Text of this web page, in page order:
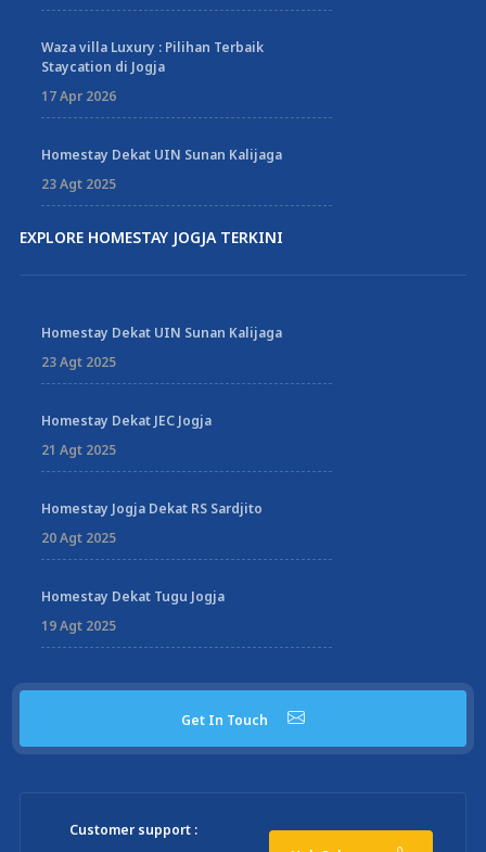
Waza villa Luxury : Pilihan Terbaik
Staycation di Jogja
17 Apr 2026
Homestay Dekat UIN Sunan Kalijaga
23 Agt 2025
EXPLORE HOMESTAY JOGJA TERKINI
Homestay Dekat UIN Sunan Kalijaga
23 Agt 2025
Homestay Dekat JEC Jogja
21 Agt 2025
Homestay Jogja Dekat RS Sardjito
20 Agt 2025
Homestay Dekat Tugu Jogja
19 Agt 2025
Get In Touch
Customer support :